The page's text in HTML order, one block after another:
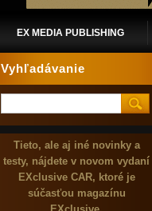
EX MEDIA PUBLISHING
Vyhľadávanie
Tieto, ale aj iné novinky a
testy, nájdete v novom vydaní
EXclusive CAR, ktoré je
súčasťou magazínu